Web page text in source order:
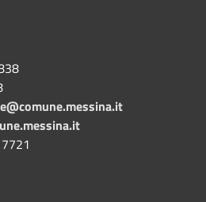
messina.it